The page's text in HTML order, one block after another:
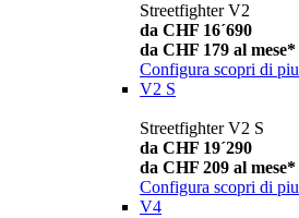
Streetfighter V2
da CHF 16´690
da CHF 179 al mese*
Configura scopri di piu
V2 S
Streetfighter V2 S
da CHF 19´290
da CHF 209 al mese*
Configura scopri di piu
V4